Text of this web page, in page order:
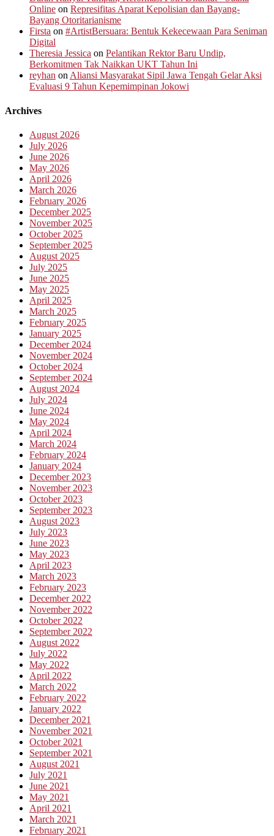
Online on Represifitas Aparat Kepolisian dan Bayang-
Bayang Otoritarianisme
Firsta on #ArtistBersuara: Bentuk Kekecewaan Para Seniman
Digital
Theresia Jessica on Pelantikan Rektor Baru Undip,
Berkomitmen Tak Naikkan UKT Tahun Ini
reyhan onAliansi Masyarakat Sipil Jawa Tengah Gelar Aksi
Evaluasi 9 Tahun Kepemimpinan Jokowi
Archives
August 2026
July 2026
June 2026
May 2026
April 2026
March 2026
February 2026
December 2025
November 2025
October 2025
September 2025
August 2025
July 2025
June 2025
May 2025
April 2025
March 2025
February 2025
January 2025
December 2024
November 2024
October 2024
September 2024
August 2024
July 2024
June 2024
May 2024
April 2024
March 2024
February 2024
January 2024
December 2023
November 2023
October 2023
September 2023
August 2023
July 2023
June 2023
May 2023
April 2023
March 2023
February 2023
December 2022
November 2022
October 2022
September 2022
August 2022
July 2022
May 2022
April 2022
March 2022
February 2022
January 2022
December 2021
November 2021
October 2021
September 2021
August 2021
July 2021
June 2021
May 2021
April 2021
March 2021
February 2021